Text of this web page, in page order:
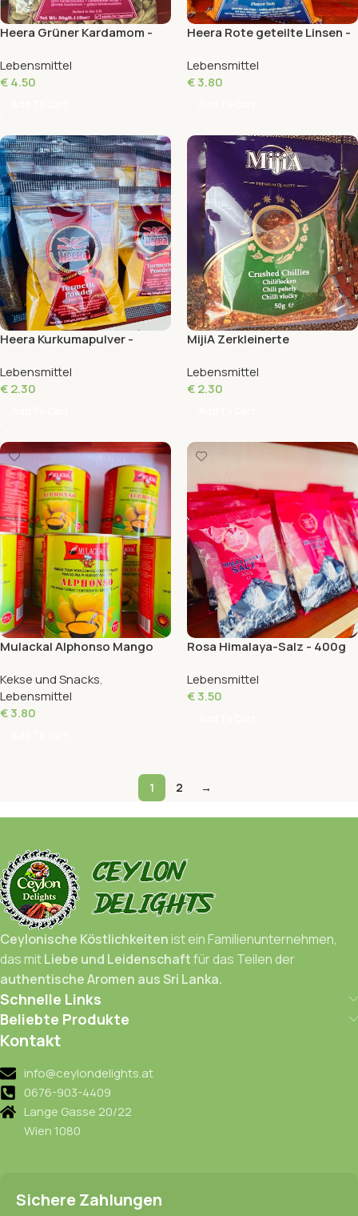
Heera Grüner Kardamom -
Lebensmittel
€4.50
Heera Rote geteilte Linsen -
Lebensmittel
€3.80
Heera Kurkumapulver -
Lebensmittel
€2.30
MijiA Zerkleinerte
Qualität - 50g
Lebensmittel
€2.30
Mulackal Alphonso Mango
Kekse und Snacks,
Lebensmittel
€3.80
Rosa Himalaya-Salz - 400g
Lebensmittel
€3.50
1 2 →
Ceylonische Köstlichkeitenist ein Familienunternehmen,
das mitLiebe und Leidenschaftfür das Teilen der
authentische Aromen aus Sri Lanka.
Schnelle Links
Beliebte Produkte
Kontakt
info@ceylondelights.at
0676-903-4409
Lange Gasse 20/22
Wien 1080
Sichere Zahlungen